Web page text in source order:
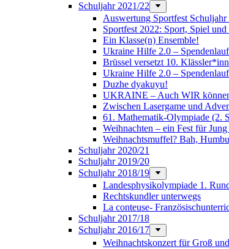
Schuljahr 2021/22
Auswertung Sportfest Schuljahr
Sportfest 2022: Sport, Spiel
Ein Klasse(n) Ensemble!
Ukraine Hilfe 2.0 –
Brüssel versetzt 10.
Ukraine Hilfe 2.0 – Spendenlauf
Duzhe dyakuyu!
UKRAINE – Auch WIR
Zwischen Lasergame und
61. Mathematik-Olympiade (2.
Weihnachten – ein Fest für
Weihnachtsmuffel? Bah,
Schuljahr 2020/21
Schuljahr 2019/20
Schuljahr 2018/19
Landesphysikolympiade 1.
Rechtskundler unterwegs
La conteuse-
Schuljahr 2017/18
Schuljahr 2016/17
Weihnachtskonzert für Groß